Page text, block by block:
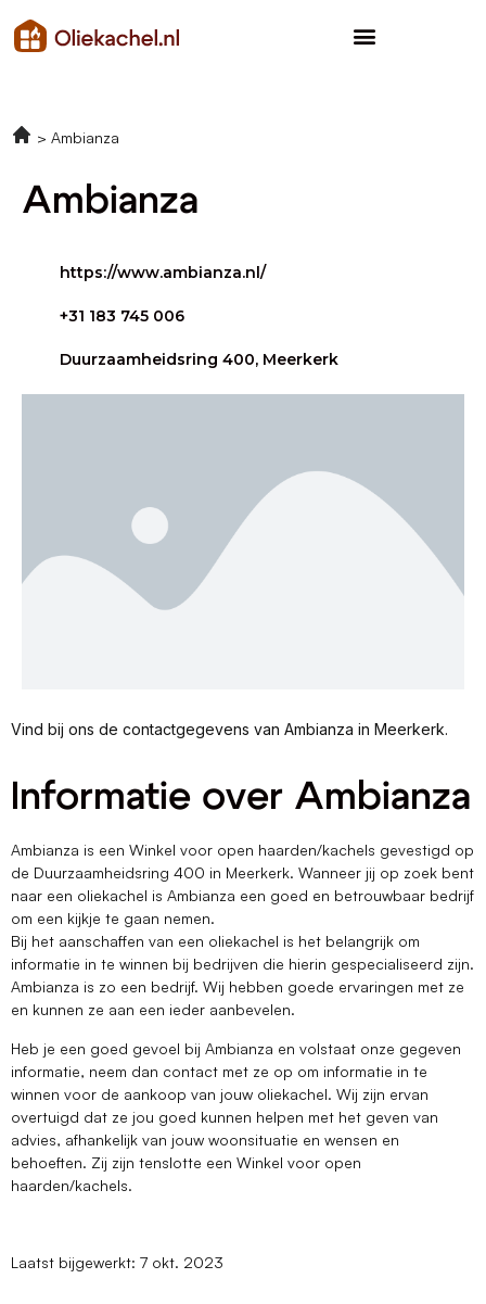
Ambianza
Ambianza
https://www.ambianza.nl/
+31 183 745 006
Duurzaamheidsring 400, Meerkerk
Vind bij ons de contactgegevens van Ambianza in Meerkerk.
Informatie over Ambianza
Ambianza is een Winkel voor open haarden/kachels gevestigd op
de Duurzaamheidsring 400 in Meerkerk. Wanneer jij op zoek bent
naar een oliekachel is Ambianza een goed en betrouwbaar bedrijf
om een kijkje te gaan nemen.
Bij het aanschaffen van een oliekachel is het belangrijk om
informatie in te winnen bij bedrijven die hierin gespecialiseerd zijn.
Ambianza is zo een bedrijf. Wij hebben goede ervaringen met ze
en kunnen ze aan een ieder aanbevelen.
Heb je een goed gevoel bij Ambianza en volstaat onze gegeven
informatie, neem dan contact met ze op om informatie in te
winnen voor de aankoop van jouw oliekachel. Wij zijn ervan
overtuigd dat ze jou goed kunnen helpen met het geven van
advies, afhankelijk van jouw woonsituatie en wensen en
behoeften. Zij zijn tenslotte een Winkel voor open
haarden/kachels.
Laatst bijgewerkt: 7 okt. 2023